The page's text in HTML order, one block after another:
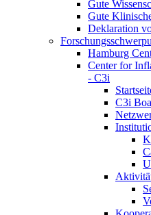
Gute
Gute
Deklaration
Hamburg
Center for
- C3i
C3i